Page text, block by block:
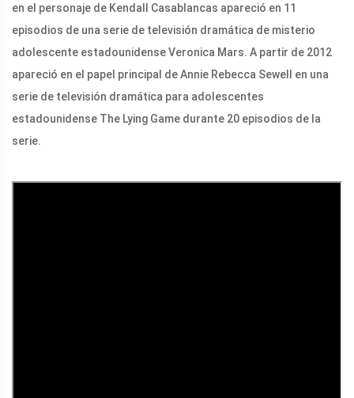
en el personaje de Kendall Casablancas apareció en 11
episodios de una serie de televisión dramática de misterio
adolescente estadounidense Veronica Mars. A partir de 2012
apareció en el papel principal de Annie Rebecca Sewell en una
serie de televisión dramática para adolescentes
estadounidense The Lying Game durante 20 episodios de la
serie.